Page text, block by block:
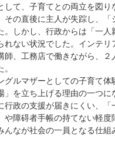
して、子育てとの両立を図り
その直後に主人が失踪し、「
。しかし、行政からは「一人
れない状況でした。インテリ
師、工務店で働きながら、２
ルマザーとしての子育て体
」を立ち上げる理由の一つに
行政の支援が届きにくい、「
や障碍者手帳の持てない軽度
んなが社会の一員となる仕組